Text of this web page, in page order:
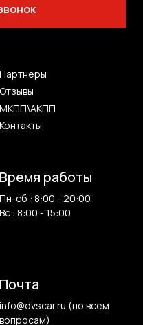
Партнеры
Отзывы
МКПП\АКПП
Контакты
Время работы
Пн-сб : 8:00 - 20:00
Вс : 8:00 - 15:00
Почта
info@dvscar.ru (по всем
вопросам)